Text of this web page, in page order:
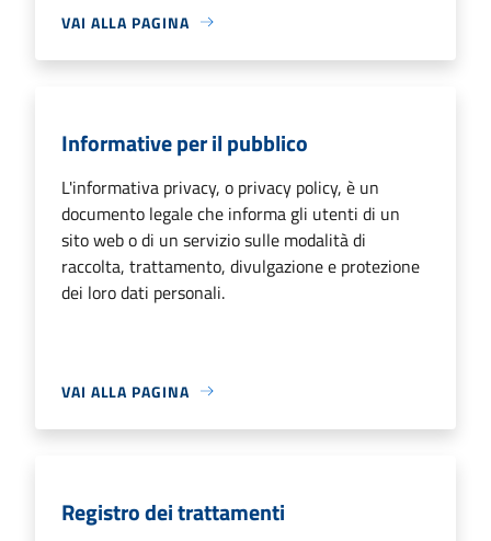
VAI ALLA PAGINA
Informative per il pubblico
L'informativa privacy, o privacy policy, è un
documento legale che informa gli utenti di un
sito web o di un servizio sulle modalità di
raccolta, trattamento, divulgazione e protezione
dei loro dati personali.
VAI ALLA PAGINA
Registro dei trattamenti